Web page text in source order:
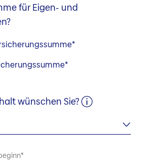
für Eigen- und
wünschen Sie?